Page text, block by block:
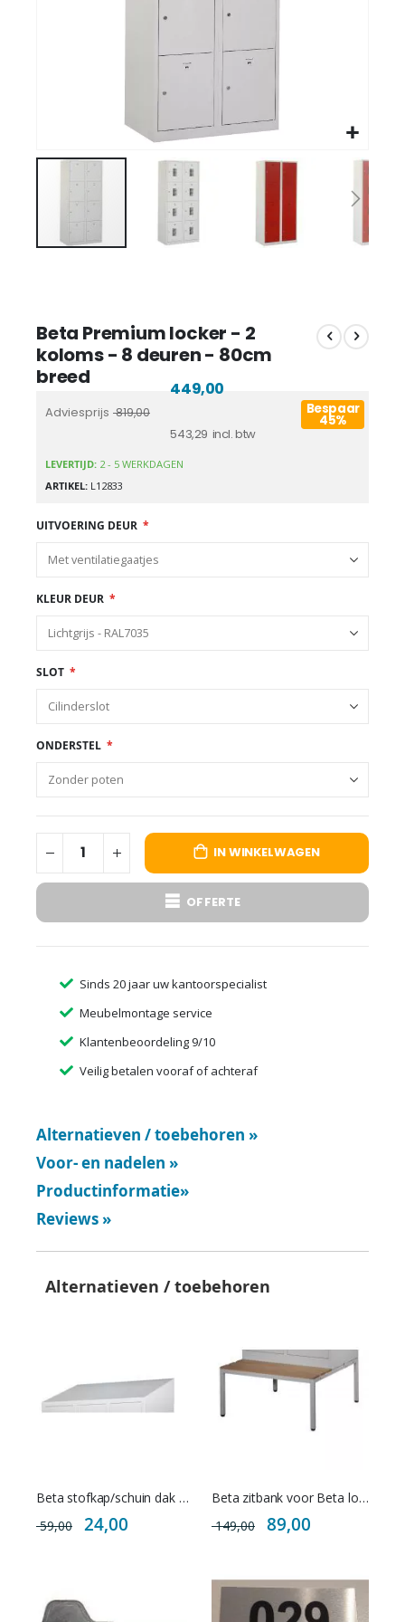
Beta Premium locker - 2
koloms - 8 deuren - 80cm
breed
Adviesprijs 819,00
543,29
449,00
Bespaar
45%
LEVERTIJD: 2 - 5 WERKDAGEN
ARTIKEL L12833
UITVOERING DEUR
KLEUR DEUR
SLOT
ONDERSTEL
IN WINKELWAGEN
OFFERTE
Sinds 20 jaar uw kantoorspecialist
Meubelmontage service
Klantenbeoordeling 9/10
Veilig betalen vooraf of achteraf
Alternatieven / toebehoren »
Voor- en nadelen »
Productinformatie»
Reviews »
Alternatieven / toebehoren
Beta stofkap/schuin dak voor Beta lockers
59,00
Special
Price
24,00
Beta zitbank voor Beta lockers/garderobekasten
149,00
Special
Price
89,00